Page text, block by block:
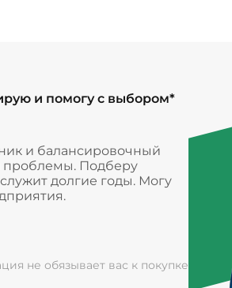
и помогу с выбором*
и балансировочный
проблемы. Подберу
долгие годы. Могу
не обязывает вас к покупке